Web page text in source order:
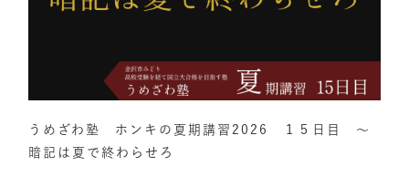
うめざわ塾 ホンキの夏期講習2026 １５日目 ～
暗記は夏で終わらせろ